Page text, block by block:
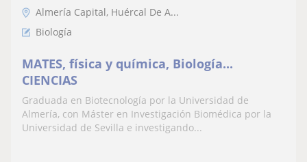
Almería Capital, Huércal De A...
Biología
MATES, física y química, Biología...
CIENCIAS
Graduada en Biotecnología por la Universidad de
Almería, con Máster en Investigación Biomédica por la
Universidad de Sevilla e investigando...